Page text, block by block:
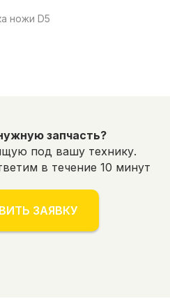
ножи D5
запчасть?
под вашу технику.
в течение 10 минут
ЗАЯВКУ